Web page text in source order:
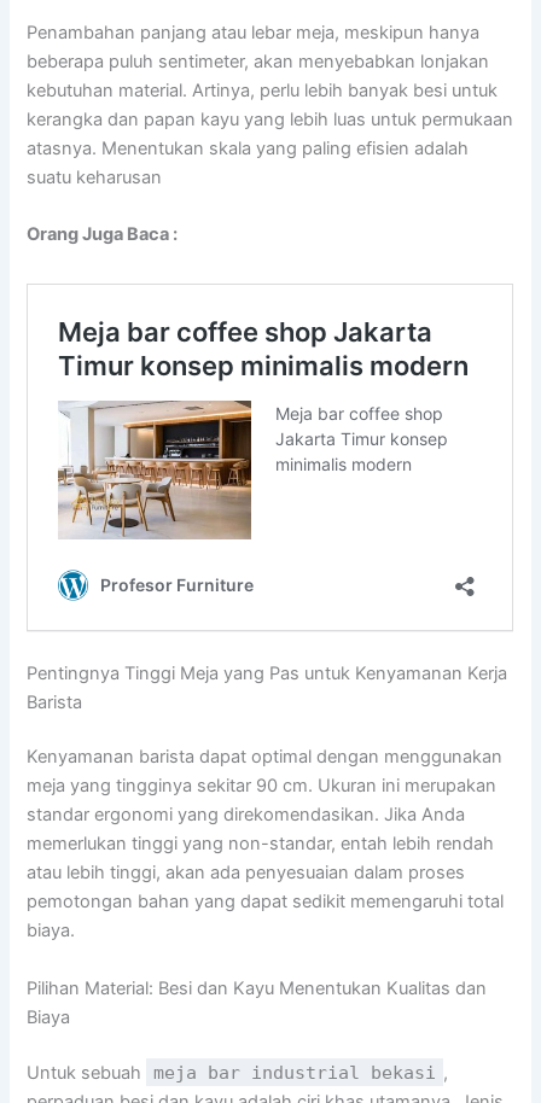
Penambahan panjang atau lebar meja, meskipun hanya
beberapa puluh sentimeter, akan menyebabkan lonjakan
kebutuhan material. Artinya, perlu lebih banyak besi untuk
kerangka dan papan kayu yang lebih luas untuk permukaan
atasnya. Menentukan skala yang paling efisien adalah
suatu keharusan
Orang Juga Baca :
Pentingnya Tinggi Meja yang Pas untuk Kenyamanan Kerja
Barista
Kenyamanan barista dapat optimal dengan menggunakan
meja yang tingginya sekitar 90 cm. Ukuran ini merupakan
standar ergonomi yang direkomendasikan. Jika Anda
memerlukan tinggi yang non-standar, entah lebih rendah
atau lebih tinggi, akan ada penyesuaian dalam proses
pemotongan bahan yang dapat sedikit memengaruhi total
biaya.
Pilihan Material: Besi dan Kayu Menentukan Kualitas dan
Biaya
Untuk sebuah meja bar industrial bekasi ,